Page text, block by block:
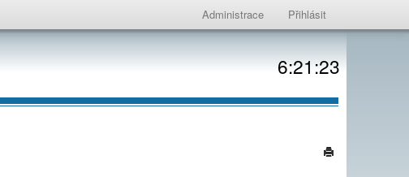
Administrace Přihlásit
6:21:23